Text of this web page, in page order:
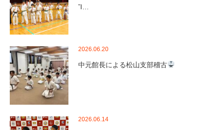
Ἴ…
2026.06.20
中元館長による松山支部稽古
2026.06.14